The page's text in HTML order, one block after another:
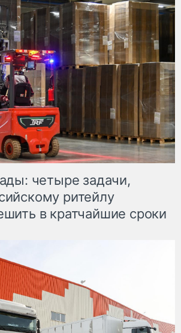
четыре задачи,
ритейлу
в кратчайшие сроки